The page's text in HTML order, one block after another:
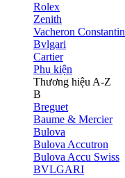
Rolex
Zenith
Vacheron Constantin
Bvlgari
Cartier
Phụ kiện
Thương hiệu A-Z
B
Breguet
Baume & Mercier
Bulova
Bulova Accutron
Bulova Accu Swiss
BVLGARI